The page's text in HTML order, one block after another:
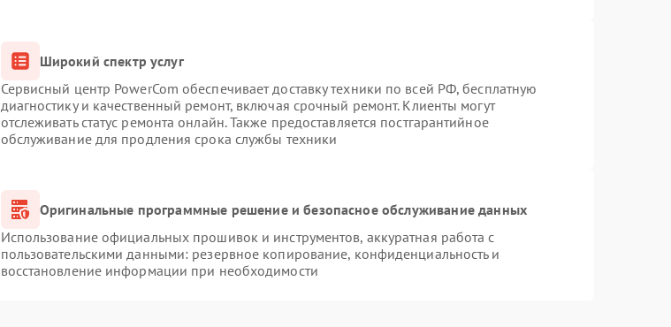
Широкий спектр услуг
Сервисный центр PowerCom обеспечивает доставку техники по всей РФ, бесплатную
диагностику и качественный ремонт, включая срочный ремонт. Клиенты могут
отслеживать статус ремонта онлайн. Также предоставляется постгарантийное
обслуживание для продления срока службы техники
Оригинальные программные решение и безопасное обслуживание данных
Использование официальных прошивок и инструментов, аккуратная работа с
пользовательскими данными: резервное копирование, конфиденциальность и
восстановление информации при необходимости